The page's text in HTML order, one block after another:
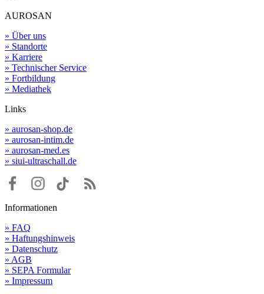
AUROSAN
» Über uns
» Standorte
» Karriere
» Technischer Service
» Fortbildung
» Mediathek
Links
» aurosan-shop.de
» aurosan-intim.de
» aurosan-med.es
» siui-ultraschall.de
Informationen
» FAQ
» Haftungshinweis
» Datenschutz
» AGB
» SEPA Formular
» Impressum